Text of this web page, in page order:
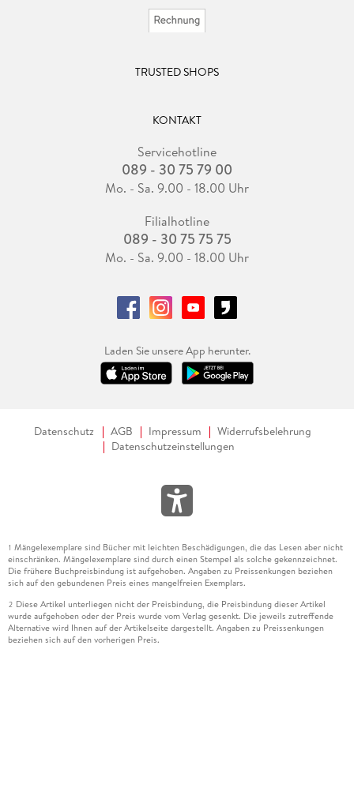
TRUSTED SHOPS
KONTAKT
Servicehotline
089 - 30 75 79 00
Mo. - Sa. 9.00 - 18.00 Uhr
Filialhotline
089 - 30 75 75 75
Mo. - Sa. 9.00 - 18.00 Uhr
Laden Sie unsere App herunter.
Datenschutz AGB Impressum
Widerrufsbelehrung
Datenschutzeinstellungen
1 Mängelexemplare sind Bücher mit leichten Beschädigungen, die das Lesen aber nicht
einschränken. Mängelexemplare sind durch einen Stempel als solche gekennzeichnet.
Die frühere Buchpreisbindung ist aufgehoben. Angaben zu Preissenkungen beziehen
sich auf den gebundenen Preis eines mangelfreien Exemplars.
2 Diese Artikel unterliegen nicht der Preisbindung, die Preisbindung dieser Artikel
wurde aufgehoben oder der Preis wurde vom Verlag gesenkt. Die jeweils zutreffende
Alternative wird Ihnen auf der Artikelseite dargestellt. Angaben zu Preissenkungen
beziehen sich auf den vorherigen Preis.